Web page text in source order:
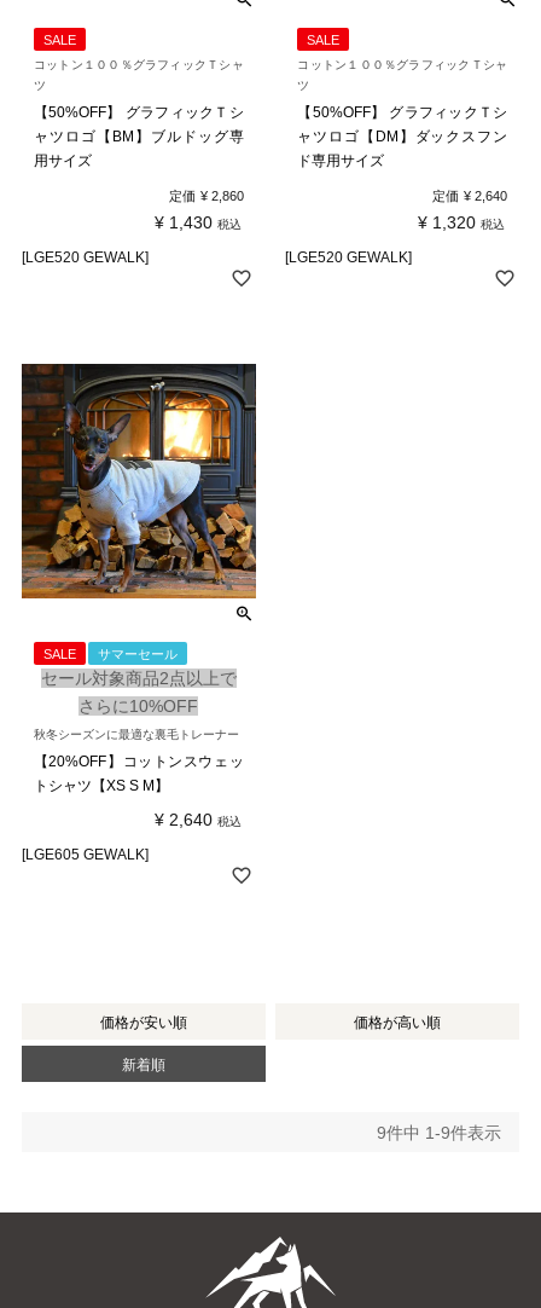
SALE
コットン１００％グラフィックＴシャ
ツ
【50%OFF】 グラフィックＴシ
ャツロゴ【BM】ブルドッグ専
用サイズ
定価 ¥ 2,860
¥ 1,430 税込
[LGE520 GEWALK]
SALE
コットン１００％グラフィックＴシャ
ツ
【50%OFF】 グラフィックＴシ
ャツロゴ【DM】ダックスフン
ド専用サイズ
定価 ¥ 2,640
¥ 1,320 税込
[LGE520 GEWALK]
SALE サマーセール
セール対象商品2点以上で
さらに10%OFF
秋冬シーズンに最適な裏毛トレーナー
【20%OFF】コットンスウェッ
トシャツ【XS S M】
¥ 2,640 税込
[LGE605 GEWALK]
価格が安い順 価格が高い順
新着順
9件中 1-9件表示